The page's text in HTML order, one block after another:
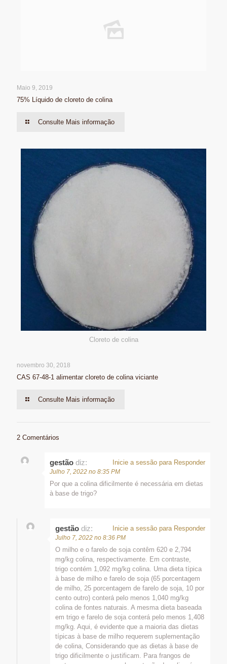
Maio 9, 2019
75% Líquido de cloreto de colina
Consulte Mais informação
Cloreto de colina
novembro 30, 2018
CAS 67-48-1 alimentar cloreto de colina viciante
Consulte Mais informação
2 Comentários
gestão diz:
Julho 7, 2022 no 8:35 PM
Por que a colina dificilmente é necessária em dietas
à base de trigo?
Inicie a sessão para Responder
gestão diz:
Julho 7, 2022 no 8:36 PM
O milho e o farelo de soja contêm 620 e 2,794
mg/kg colina, respectivamente. Em contraste,
trigo contém 1,092 mg/kg colina. Uma dieta típica
à base de milho e farelo de soja (65 porcentagem
de milho, 25 porcentagem de farelo de soja, 10 por
cento outro) conterá pelo menos 1,040 mg/kg
colina de fontes naturais. A mesma dieta baseada
em trigo e farelo de soja conterá pelo menos 1,408
mg/kg. Aqui, é evidente que a maioria das dietas
típicas à base de milho requerem suplementação
de colina, Considerando que as dietas à base de
trigo dificilmente o justificam. Para frangos de
Inicie a sessão para Responder